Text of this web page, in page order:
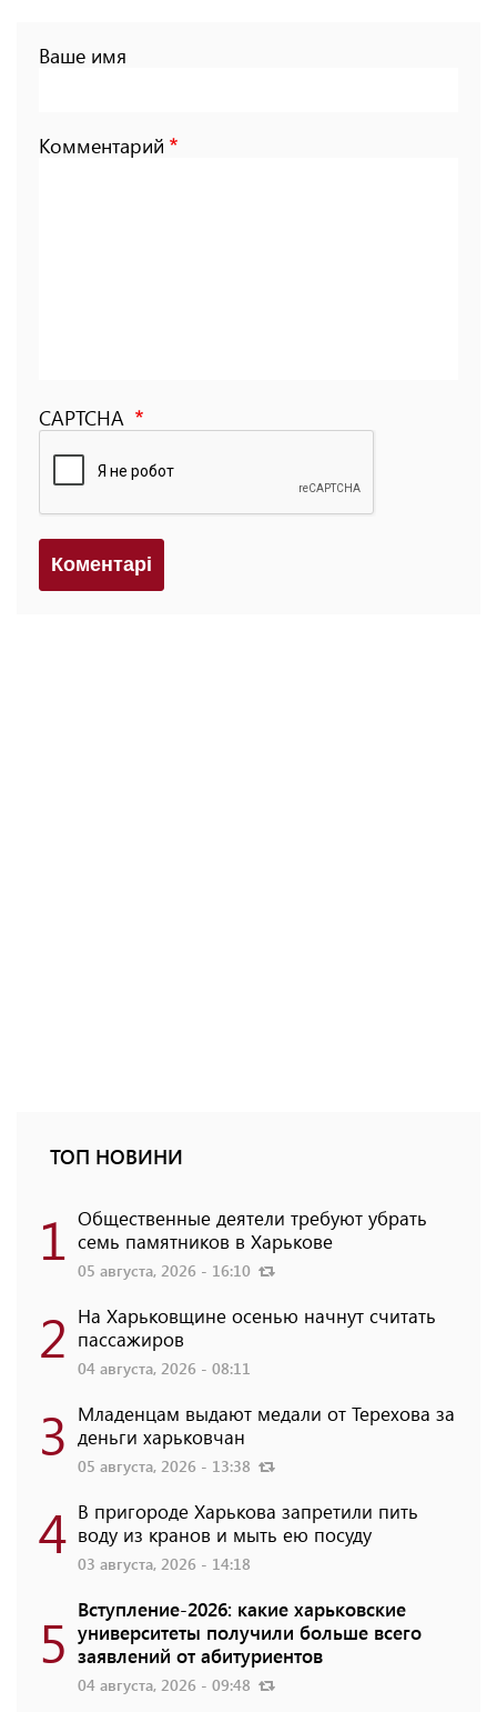
Ваше имя
Комментарий
CAPTCHA
Коментарi
ТОП НОВИНИ
1 Общественные деятели требуют убрать
семь памятников в Харькове
05 августа, 2026 - 16:10
2 На Харьковщине осенью начнут считать
пассажиров
04 августа, 2026 - 08:11
3 Младенцам выдают медали от Терехова за
деньги харьковчан
05 августа, 2026 - 13:38
4 В пригороде Харькова запретили пить
воду из кранов и мыть ею посуду
03 августа, 2026 - 14:18
5 Вступление-2026: какие харьковские
университеты получили больше всего
заявлений от абитуриентов
04 августа, 2026 - 09:48